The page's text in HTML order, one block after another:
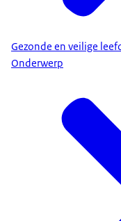
Gezonde en veilige
Onderwerp